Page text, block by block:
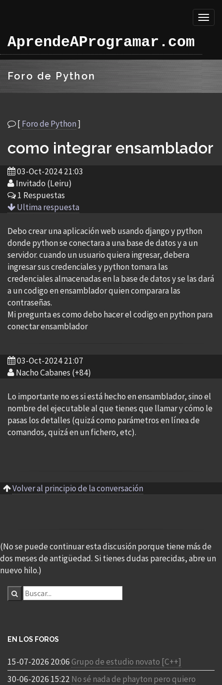
AprendeAProgramar.com
Foro de Python
[Foro de Python]
como integrar ensamblador
03-Oct-2024 21:03
Invitado (Leiru)
1 Respuestas
Ultima respuesta
Debo crear una aplicación web usando django y python
donde python se conectara a una base de datos y a un
servidor. cuando un usuario quiera ingresar, debera
ingresar sus credenciales y python tomara las
credenciales almacenadas en la base de datos y se las dará
a un codigo en ensamblador quien comparara las
contraseñas.
Mi pregunta es como debo hacer el codigo en python para
conectar ensamblador
03-Oct-2024 21:07
Nacho Cabanes (+84)
Lo importante no es si está hecho en ensamblador, sino el
nombre del ejecutable al que tienes que llamar y cómo le
pasas los detalles (quizá como parámetros en línea de
comandos, quizá en un fichero, etc).
Volver al principio de la conversación
(No se puede continuar esta discusión porque tiene más de
dos meses de antigüedad. Si tienes dudas parecidas, abre un
nuevo hilo.)
EN LOS FOROS
15-07-2026 20:06Grupo de estudio novato [C++]
30-06-2026 15:22 No sé nada de phayton pero quiero